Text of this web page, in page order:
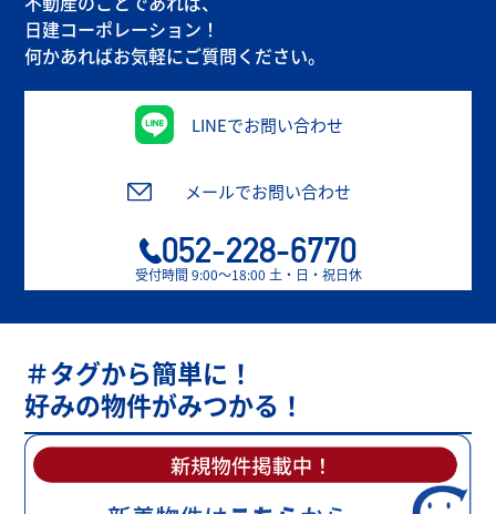
日建コーポレーション！
何かあればお気軽にご質問ください。
LINEでお問い合わせ
メールでお問い合わせ
052-228-6770
受付時間 9:00〜18:00 土・日・祝日休
＃タグから簡単に！
好みの物件がみつかる！